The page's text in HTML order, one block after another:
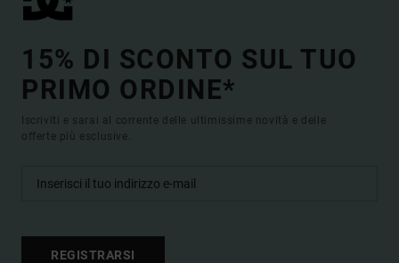
15% DI SCONTO SUL TUO
PRIMO ORDINE*
Iscriviti e sarai al corrente delle ultimissime novità e delle
offerte più esclusive.
REGISTRARSI